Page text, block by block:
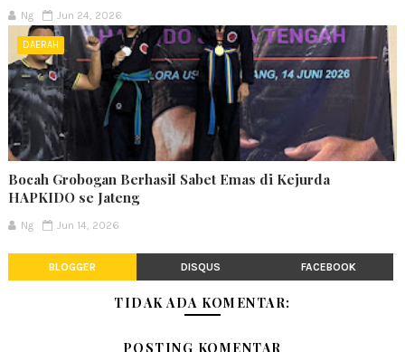
Ng Jun 24, 2026
DAERAH
Bocah Grobogan Berhasil Sabet Emas di Kejurda
HAPKIDO se Jateng
Ng Jun 14, 2026
BLOGGER DISQUS FACEBOOK
TIDAK ADA KOMENTAR:
POSTING KOMENTAR